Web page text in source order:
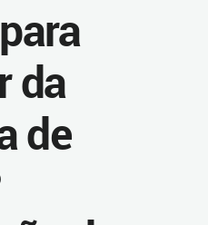
da
de